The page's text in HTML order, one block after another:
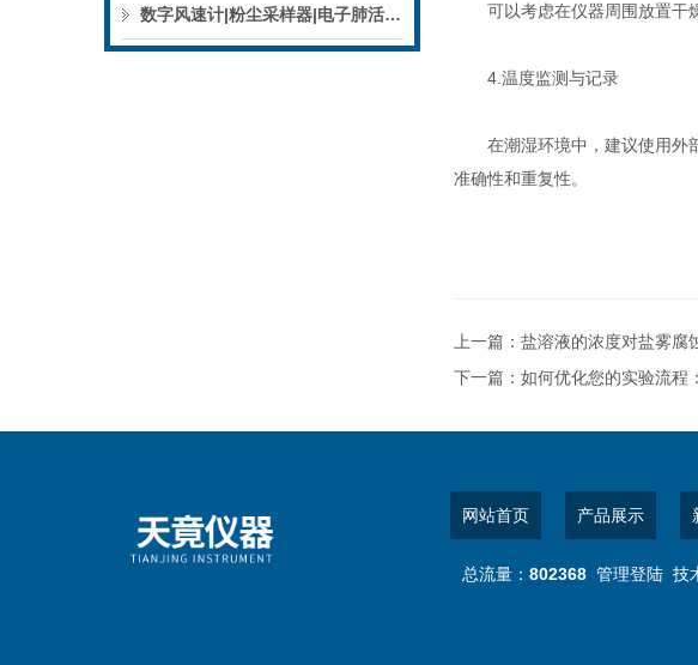
数字风速计|粉尘采样器|电子肺活量计 可以考虑在仪器周围放置干燥
4.温度监测与记录
在潮湿环境中，建议使用外部
准确性和重复性。
上一篇： 盐溶液的浓度对盐雾腐
下一篇： 如何优化您的实验流程
网站首页 产品展示
总流量： 802368 管理登陆 技